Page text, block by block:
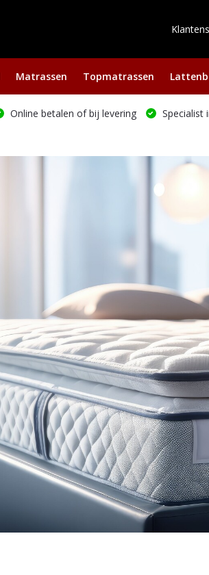
Matrassen Topmatrassen
Online betalen of bij levering
Specialist